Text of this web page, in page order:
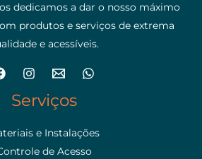
dedicamos a dar o nosso máximo
produtos e serviços de extrema
e acessíveis.
Serviços
e Instalações
de Acesso